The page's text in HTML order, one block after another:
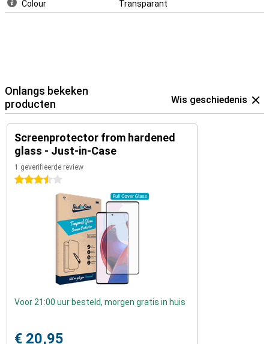
Colour Transparant
Onlangs bekeken
producten
Wis geschiedenis
Screenprotector from hardened
glass - Just-in-Case
1 geverifieerde review
3.5 sterren
Voor 21:00 uur besteld, morgen gratis in huis
€ 20,95